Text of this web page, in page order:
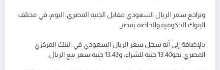
وتراجع سعر الريال السعودي مقابل الجنيه المصري، اليوم، في مختلف
البنوك الحكومية والخاصة بمصر.
بالإضافة إلى أنه سجل سعر الريال السعودي في البنك المركزي
المصري نحو13.40 جنيه للشراء، و13.43 جنيه سعر بيع الريال.